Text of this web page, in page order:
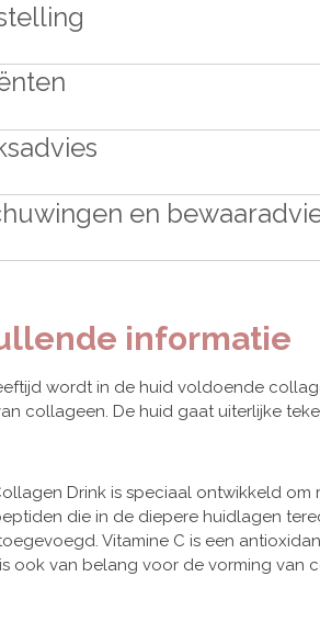
en
informatie
wordt in de huid voldoende
collageen. De huid gaat uiterlijke
Drink is speciaal ontwikkeld
die in de diepere huidlagen
Vitamine C is een
ook van belang voor de vorming van